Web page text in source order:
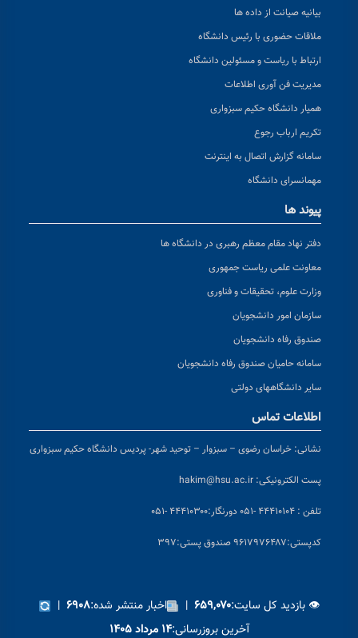
بیانیه صیانت از داده ها
ملاقات حضوری با رئیس دانشگاه
ارتباط با ریاست و مسئولین دانشگاه
مدیریت فن آوری اطلاعات
همیار دانشگاه حکیم سبزواری
تکریم ارباب رجوع
سامانه گزارش اتصال به اینترنت
مهمانسرای دانشگاه
پیوند ها
دفتر نهاد مقام معظم رهبری در دانشگاه ها
معاونت علمی ریاست جمهوری
وزارت علوم، تحقیقات و فناوری
سازمان امور دانشجویان
صندوق رفاه دانشجویان
سامانه حامیان صندوق رفاه دانشجویان
سایر دانشگاههای دولتی
اطلاعات تماس
نشانی: خراسان رضوی – سبزوار – توحید شهر- پردیس دانشگاه حکیم سبزواری
پست الکترونیکی: hakim@hsu.ac.ir
تلفن : ۴۴۴۱۰۱۰۴ -۰۵۱ دورنگار:۴۴۴۱۰۳۰۰ -۰۵۱
کدپستی:۹۶۱۷۹۷۶۴۸۷ صندوق پستی:۳۹۷
👁 بازدید کل سایت:۶۵۹,۰۷۰ | اخبار منتشر شده:۶۹۰۸ |
آخرین بروزرسانی:۱۴ مرداد ۱۴۰۵